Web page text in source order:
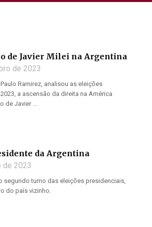
de Javier Milei na Argentina
de 2023
Ramirez, analisou as eleições
a ascensão da direita na América
de Javier ...
da Argentina
de 2023
segundo turno das eleições presidenciais,
do país vizinho.